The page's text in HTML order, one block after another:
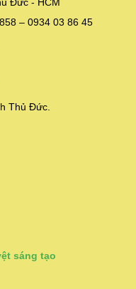
– 0934 03 86 45
Thủ Đức.
sáng tạo